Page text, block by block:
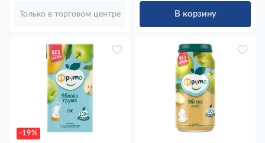
Только в торговом центре В корзину
-19%